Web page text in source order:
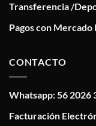
Transferencia /
Pagos con Mercado
CONTACTO
Whatsapp: 56 2026
Facturación